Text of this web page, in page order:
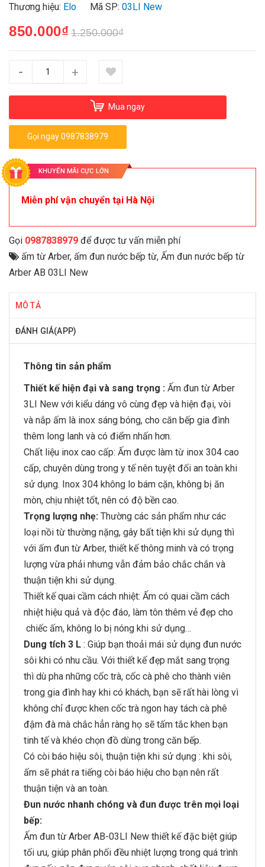
Thương hiệu: Elo Mã SP: 03LI New
850.000₫ 1.250.000₫
- +
Mua ngay
Gọi ngay 0987838979
KHUYẾN MÃI CỰC LỚN
Miễn phí vận chuyển tại Hà Nội
Gọi 0987838979 để được tư vấn miễn phí
ấm từ Arber, ấm đun nước bếp từ, Ấm đun nước bếp từ
Arber AB 03LI New
MÔ TẢ
ĐÁNH GIÁ(APP)
Thông tin sản phẩm
Thiết kế hiện đại và sang trọng : Ấm đun từ Arber
3LI New với kiểu dáng vô cùng đẹp và hiện đại, vòi
và nắp ấm là inox sáng bóng, cho căn bếp gia đình
thêm long lanh và có điểm nhấn hơn.
Chất liệu inox cao cấp: Ấm được làm từ inox 304 cao
cấp, chuyên dùng trong y tế nên tuyệt đối an toàn khi
sử dụng. Inox 304 không lo bám cặn, không bị ăn
mòn, chịu nhiệt tốt, nên có độ bền cao.
Trọng lượng nhẹ: Thường các sản phẩm như các
loại nồi từ thường nặng, gây bất tiện khi sử dụng thì
với ấm đun từ Arber, thiết kế thông minh và có trọng
lượng vừa phải nhưng vẫn đảm bảo chắc chắn và
thuận tiện khi sử dụng.
Thiết kế quai cầm cách nhiệt: Ấm có quai cầm cách
nhiệt hiệu quả và độc đáo, làm tôn thêm vẻ đẹp cho
chiếc ấm, không lo bị nóng khi sử dụng…
Dung tích 3 L : Giúp bạn thoải mái sử dụng đun nước
sôi khi có nhu cầu. Với thiết kế đẹp mắt sang trọng
thì dù pha những cốc trà, cốc cà phê cho thành viên
trong gia đình hay khi có khách, bạn sẽ rất hài lòng vì
không chỉ được khen cốc trà ngon hay tách cà phê
đậm đà mà chắc hẳn ràng họ sẽ tấm tắc khen bạn
tinh tế và khéo chọn đồ dùng trong căn bếp.
Có còi báo hiệu sôi, thuận tiện khi sử dụng : khi sôi,
ấm sẽ phát ra tiếng còi báo hiệu cho bạn nên rất
thuận tiện và an toàn.
Đun nước nhanh chóng và đun được trên mọi loại
bếp:
Ấm đun từ Arber AB-03LI New thiết kế đặc biệt giúp
tối ưu, giúp phân phối đều nhiệt lượng trong quá trình